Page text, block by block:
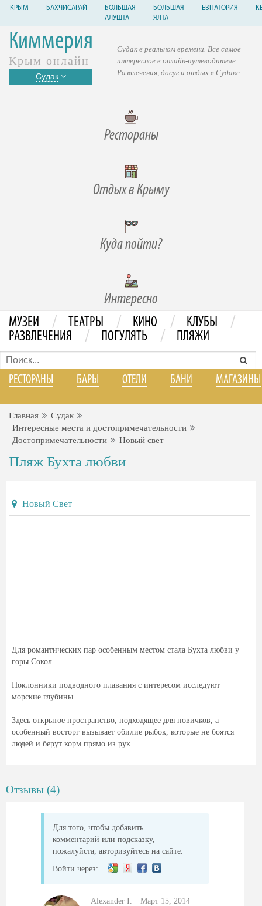
КРЫМ БАХЧИСАРАЙ
БОЛЬШАЯ
АЛУШТА
БОЛЬШАЯ
ЯЛТА
ЕВПАТОРИЯ
Киммерия
Крым онлайн
Судак
Рестораны
Отдых в Крыму
Куда пойти?
Интересно
Судак в реальном времени. Все самое
интересное в онлайн-путеводителе.
Развлечения, досуг и отдых в Судаке.
МУЗЕИ / ТЕАТРЫ / КИНО / КЛУБЫ /
РАЗВЛЕЧЕНИЯ / ПОГУЛЯТЬ / ПЛЯЖИ
РЕСТОРАНЫ БАРЫ ОТЕЛИ БАНИ МАГАЗИНЫ
Главная
Судак
Интересные места и достопримечательности
Достопримечательности
Новый свет
Пляж Бухта любви
Новый Свет
Для романтических пар особенным местом стала Бухта любви у
горы Сокол.
Поклонники подводного плавания с интересом исследуют
морские глубины.
Здесь открытое пространство, подходящее для новичков, а
особенный восторг вызывает обилие рыбок, которые не боятся
людей и берут корм прямо из рук.
Отзывы (4)
Для того, чтобы добавить
комментарий или подсказку,
пожалуйста, авторизуйтесь на сайте.
Войти через:
Alexander I.
Mарт 15, 2014